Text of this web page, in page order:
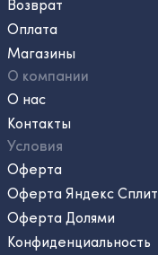
Возврат
Оплата
Магазины
О компании
О нас
Контакты
Условия
Оферта
Оферта Яндекс Сплит
Оферта Долями
Конфиденциальность